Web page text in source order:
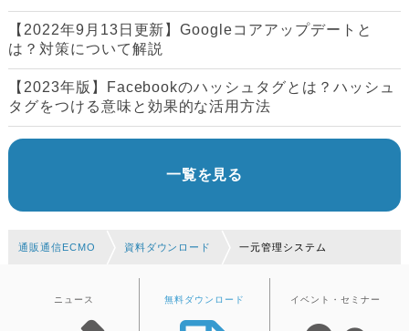
【2022年9月13日更新】Googleコアアップデートと
は？対策について解説
【2023年版】Facebookのハッシュタグとは？ハッシュ
タグをつける意味と効果的な活用方法
一覧を見る
通販通信ECMO 資料ダウンロード 一元管理システム
ニュース 無料ダウンロード イベント・セミナー